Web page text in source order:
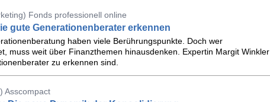
Fonds professionell online
gute Generationenberater erkennen
haben viele Berührungspunkte. Doch wer
muss weit über Finanzthemen hinausdenken. Expertin Margit Winkler
zu erkennen sind.
Asscompact